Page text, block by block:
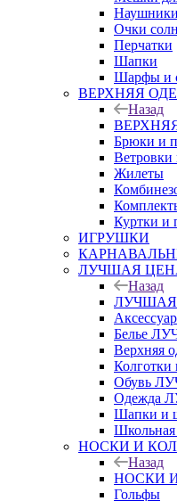
Очки
Перчатки
Шапки
Шарфы и
ВЕРХНЯЯ
Назад
Брюки и
Жилеты
Куртки и
ИГРУШКИ
ЛУЧШАЯ
Назад
Белье
Верхняя
Обувь
Одежда
Шапки
НОСКИ И
Назад
НОСКИ
Гольфы